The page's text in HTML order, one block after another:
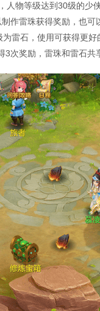
人物等级达到30级的
作雷珠获得奖励，也
雷石，使用可获得更
次奖励，雷珠和雷石共